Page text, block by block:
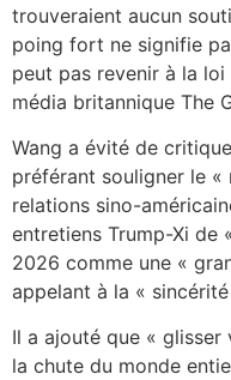
trouveraient aucun
poing fort ne signifie
peut pas revenir à la
média britannique The
Wang a évité de
préférant souligner le
relations sino-
entretiens Trump-Xi de
2026 comme une «
appelant à la «
Il a ajouté que «
la chute du monde